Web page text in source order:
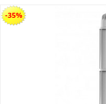
-35%